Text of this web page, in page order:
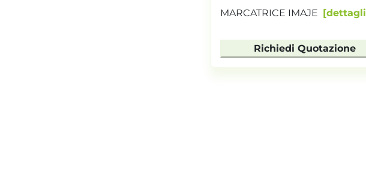
MARCATRICE IMAJE dettagli
Richiedi Quotazione